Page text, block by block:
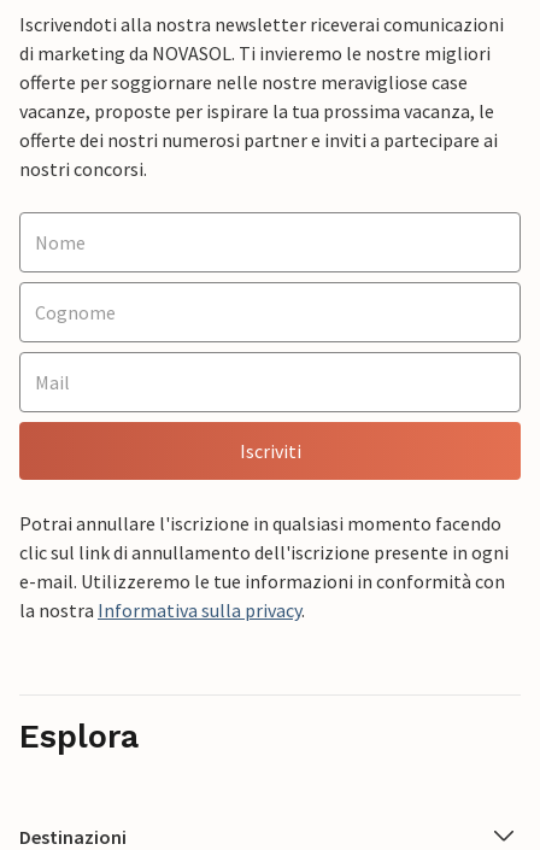
Iscrivendoti alla nostra newsletter riceverai comunicazioni
di marketing da NOVASOL. Ti invieremo le nostre migliori
offerte per soggiornare nelle nostre meravigliose case
vacanze, proposte per ispirare la tua prossima vacanza, le
offerte dei nostri numerosi partner e inviti a partecipare ai
nostri concorsi.
Iscriviti
Potrai annullare l'iscrizione in qualsiasi momento facendo
clic sul link di annullamento dell'iscrizione presente in ogni
e-mail. Utilizzeremo le tue informazioni in conformità con
la nostra Informativa sulla privacy.
Esplora
Destinazioni